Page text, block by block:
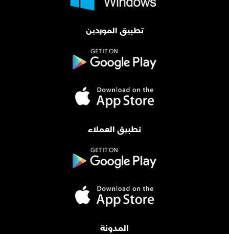
تطبيق الموردين
تطبيق العملاء
المدونة